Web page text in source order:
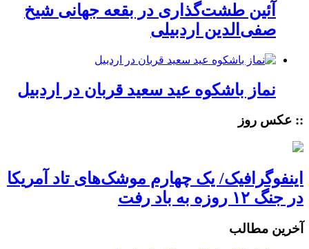
آئین طشت‌گذاری در بقعه جهانی شیخ
صفی‌الدین اردبیلی
نماز باشکوه عید سعید قربان در اردبیل
:: عکس روز
اینفوگرافیک/ یک چهارم موشک‌های تاد آمریکا
در جنگ ۱۲ روزه به باد رفت
آخرین مطالب